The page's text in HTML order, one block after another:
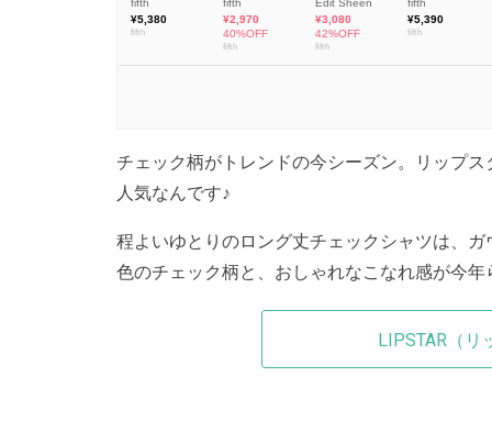
チェック柄がトレンドの今シーズン。リップ
人気なんです♪
程よいゆとりのロング丈チェックシャツは、
色のチェック柄と、おしゃれなこなれ感が今
LIPSTAR（